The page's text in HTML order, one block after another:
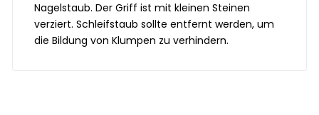
Nagelstaub. Der Griff ist mit kleinen Steinen
verziert. Schleifstaub sollte entfernt werden, um
die Bildung von Klumpen zu verhindern.